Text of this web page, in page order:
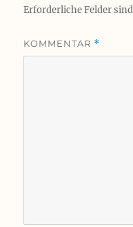
Erforderliche Felder
KOMMENTAR *